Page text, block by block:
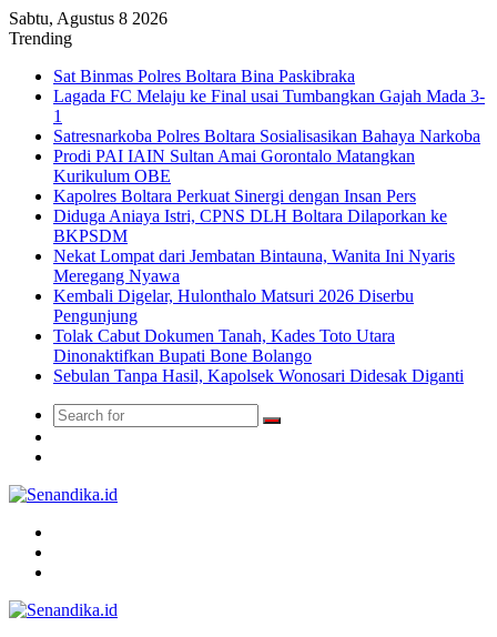
Sabtu, Agustus 8 2026
Trending
Sat Binmas Polres Boltara Bina Paskibraka
Lagada FC Melaju ke Final usai Tumbangkan Gajah Mada 3-
1
Satresnarkoba Polres Boltara Sosialisasikan Bahaya Narkoba
Prodi PAI IAIN Sultan Amai Gorontalo Matangkan
Kurikulum OBE
Kapolres Boltara Perkuat Sinergi dengan Insan Pers
Diduga Aniaya Istri, CPNS DLH Boltara Dilaporkan ke
BKPSDM
Nekat Lompat dari Jembatan Bintauna, Wanita Ini Nyaris
Meregang Nyawa
Kembali Digelar, Hulonthalo Matsuri 2026 Diserbu
Pengunjung
Tolak Cabut Dokumen Tanah, Kades Toto Utara
Dinonaktifkan Bupati Bone Bolango
Sebulan Tanpa Hasil, Kapolsek Wonosari Didesak Diganti
Search